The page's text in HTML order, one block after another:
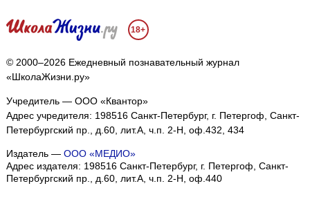
18+
© 2000–2026 Ежедневный познавательный журнал
«ШколаЖизни.ру»
Учредитель — ООО «Квантор»
Адрес учредителя: 198516 Санкт-Петербург, г. Петергоф, Санкт-
Петербургский пр., д.60, лит.А, ч.п. 2-Н, оф.432, 434
Издатель — ООО «МЕДИО»
Адрес издателя: 198516 Санкт-Петербург, г. Петергоф, Санкт-
Петербургский пр., д.60, лит.А, ч.п. 2-Н, оф.440